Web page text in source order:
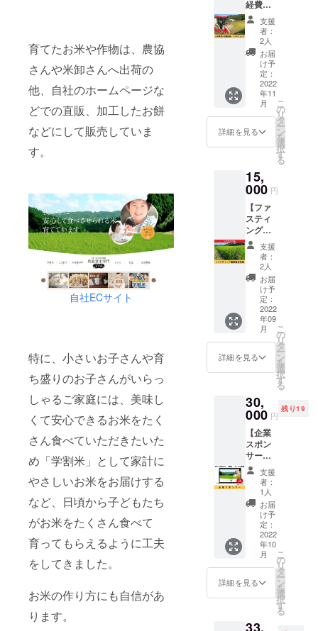
育てたお米や作物は、農協
さんや米卸さんへ出荷の
他、自社のホームページな
どでの直販、加工したお餅
などにして販売していま
す。
自社ECサイト
特に、小さいお子さんや育
ち盛りのお子さんがいらっ
しゃるご家庭には、美味し
くて安心できるお米をたく
さん食べていただきたいた
め「学割米」として家計に
やさしいお米をお届けする
など、日頃から子どもたち
がお米をたくさん食べて
育ってもらえるように工夫
をしてきました。
お米の作り方にも自信があ
ります。
250g 賞
味期
限：製
造日よ
り60日
保存方
法：直
射日光
を避け
て保存
●輪島玄
米餅(ご
ま)食品
表示 名
ち 原材
料：も
ち米(石
川県
産)、ご
ま、奥
能登海
水塩 内
容量：
250g 賞
味期
限：製
造日よ
り60日
保存方
法：直
射日光
を避け
て保存
※11月中
旬以降
より順
次発送
になり
ます。
※常温で
の発送
になり
ます。
※送料込
みのお
値段で
す。
もち 原
材料：
もち米
(石川県
産)、よ
もぎ
粉、奥
能登海
水塩 内
容量：
250g 賞
味期
限：製
り60日
保存方
法：直
射日光
を避け
て保存
●輪島玄
米餅(ご
ま)食品
表示 名
称：も
ち 原材
料：も
ち米(石
川県
産)、ご
ま、奥
能登海
水塩 内
250g 賞
味期
限：製
造日よ
り60日
保存方
法：直
射日光
を避け
て保存
※11月中
旬以降
より順
次発送
になり
ます。
※常温で
の発送
になり
※送料込
※送料込
みのお
値段で
す。
種：コ
シヒカ
リ
年
産：
2021年
産 内容
量：10
㎏ 調製
時期：
適宜 販
(有)川原
川県輪
島市町
野町佐
野へ部
28番地
※送料込
みのお
値段で
す。
ング
米』に
なりま
す。
ファス
ティン
グ米コ
シヒカ
リ精米
(5㎏)と
玄米(5
㎏)の
す。 ■
精米 名
称：精
米 原料
玄米：
単一原
料米 産
地： 石
川県 品
種：コ
シヒカ
リ
年
産：
2021年
産 内容
量：5㎏
宜 販売
者：(有)
川原農
産 石川
県輪島
市町野
町佐野
へ部28
番地 ■
玄米 名
称：玄
米 原料
玄米：
単一原
料米 産
川県 品
種：コ
経費削
減コン
サル
ティン
グ】 川
原 應貴
による
経費削
減コン
サル
ティン
グを受
けられ
る権利
内容：
お米農
家の経
費削減
につい
て ・現
在の生
産工程
のヒア
リング
・(有)川
原農産
を実例
とした
事例提
案 ・現
状と比
を削減
できる
かの検
討 日
時：
メール
にて調
整 時
間：1回
1時間×3
回 場
所：オ
ンライ
細は
メール
にて調
す。 ※
支援
者：
2人
お届
け予
定：
2022
年11
月
詳細を見る
こ
の
リ
タ
ー
ン
を
選
択
す
る
15,
000 円
【ファ
スティ
ング農
業塾参
加権】
Facebo
okの限
定公開
グルー
プに参
加でき
る権利
です。
通常
18,000
円のと
15,000
円で
す。
ファス
ティン
グ農業
のやり
方や考
え方、
実例を
得るこ
とがで
きま
す。 ※
参加で
きる期
間は
9月から
なりま
支援
者：
2人
お届
け予
定：
2022
年09
月
詳細を見る
こ
の
リ
タ
ー
ン
を
選
択
す
る
30,
000 円
残り19
【企業
スポン
サー】
川原農
産の企
業スポ
ンサー
になれ
る権利
です。
川原農
産のHP
に企業
スポン
サーと
して企
ゴ、企
支援
者：
1人
お届
け予
定：
2022
年10
月
詳細を見る
こ
の
リ
タ
ー
ン
を
選
択
す
る